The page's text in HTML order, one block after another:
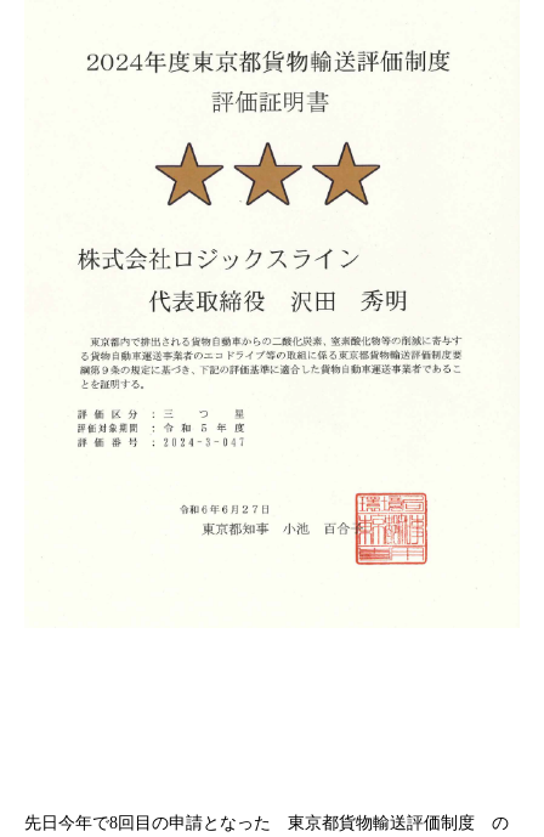
先日今年で8回目の申請となった 東京都貨物輸送評価制度 の